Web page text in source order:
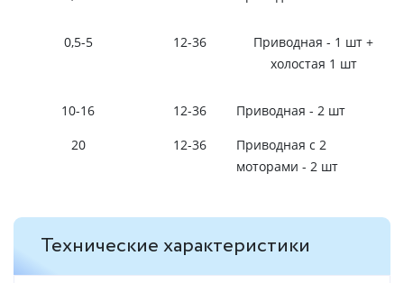
0,5-5 12-36
Приводная - 1 шт +
холостая 1 шт
10-16 12-36
Приводная - 2 шт
20
12-36
Приводная с 2
моторами - 2 шт
Технические характеристики